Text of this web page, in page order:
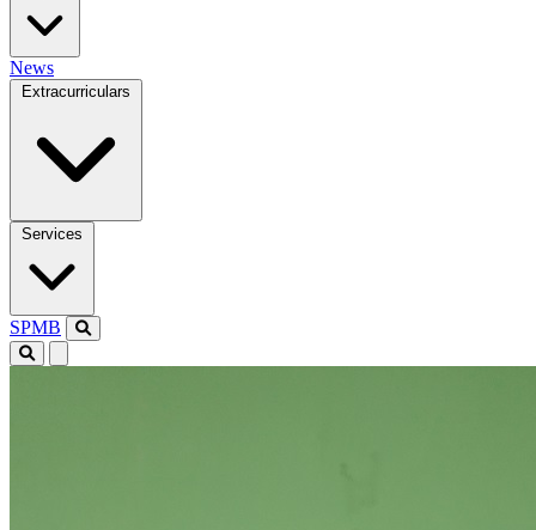
News
Extracurriculars
Services
SPMB